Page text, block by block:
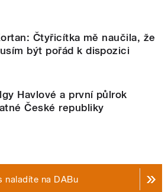
Čtyřicítka mě naučila, že
být pořád k dispozici
Havlové a první půlrok
České republiky
naladíte na DABu